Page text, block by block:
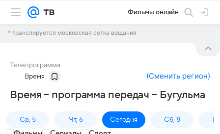
Фильмы онлайн
* транслируется московская сетка вещания
Телепрограмма
Время (Сменить регион)
Время – программа передач – Бугульма
Ср, 5 Чт, 6 Сегодня Сб, 8